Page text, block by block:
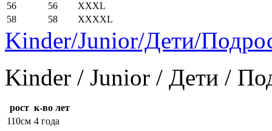
56
56
XXXL
58
58 XXXXL
Kinder/Junior/Дети/
Kinder / Junior / Дети /
рост к-во лет
110см 4 года